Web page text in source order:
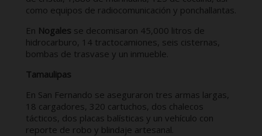
como equipos de radiocomunicación y ponchallantas.
En Nogales se decomisaron 45,000 litros de
hidrocarburo, 14 tractocamiones, seis cisternas,
bombas de trasvase y un inmueble.
Tamaulipas
En San Fernando se aseguraron tres armas largas,
18 cargadores, 320 cartuchos, dos chalecos
tácticos, dos placas balísticas y un vehículo con
reporte de robo y blindaje artesanal.